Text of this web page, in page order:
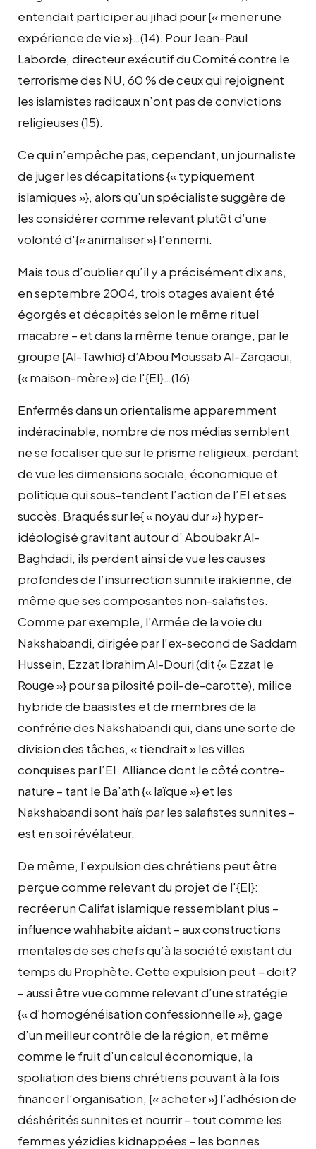
entendait participer au jihad pour {« mener une
expérience de vie »}…(14). Pour Jean-Paul
Laborde, directeur exécutif du Comité contre le
terrorisme des NU, 60 % de ceux qui rejoignent
les islamistes radicaux n’ont pas de convictions
religieuses (15).
Ce qui n’empêche pas, cependant, un journaliste
de juger les décapitations {« typiquement
islamiques »}, alors qu’un spécialiste suggère de
les considérer comme relevant plutôt d’une
volonté d'{« animaliser »} l’ennemi.
Mais tous d’oublier qu’il y a précisément dix ans,
en septembre 2004, trois otages avaient été
égorgés et décapités selon le même rituel
macabre – et dans la même tenue orange, par le
groupe {Al-Tawhid} d’Abou Moussab Al-Zarqaoui,
{« maison-mère »} de l'{EI}…(16)
Enfermés dans un orientalisme apparemment
indéracinable, nombre de nos médias semblent
ne se focaliser que sur le prisme religieux, perdant
de vue les dimensions sociale, économique et
politique qui sous-tendent l’action de l’EI et ses
succès. Braqués sur le{ « noyau dur »} hyper-
idéologisé gravitant autour d’ Aboubakr Al-
Baghdadi, ils perdent ainsi de vue les causes
profondes de l’insurrection sunnite irakienne, de
même que ses composantes non-salafistes.
Comme par exemple, l’Armée de la voie du
Nakshabandi, dirigée par l’ex-second de Saddam
Hussein, Ezzat Ibrahim Al-Douri (dit {« Ezzat le
Rouge »} pour sa pilosité poil-de-carotte), milice
hybride de baasistes et de membres de la
confrérie des Nakshabandi qui, dans une sorte de
division des tâches, « tiendrait » les villes
conquises par l’EI. Alliance dont le côté contre-
nature – tant le Ba’ath {« laïque »} et les
Nakshabandi sont haïs par les salafistes sunnites –
est en soi révélateur.
De même, l’expulsion des chrétiens peut être
perçue comme relevant du projet de l'{EI}:
recréer un Califat islamique ressemblant plus –
influence wahhabite aidant – aux constructions
mentales de ses chefs qu’à la société existant du
temps du Prophète. Cette expulsion peut – doit?
– aussi être vue comme relevant d’une stratégie
{« d’homogénéisation confessionnelle »}, gage
d’un meilleur contrôle de la région, et même
comme le fruit d’un calcul économique, la
spoliation des biens chrétiens pouvant à la fois
financer l’organisation, {« acheter »} l’adhésion de
déshérités sunnites et nourrir – tout comme les
femmes yézidies kidnappées – les bonnes